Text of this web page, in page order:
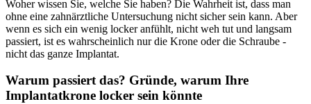
Woher wissen Sie, welche Sie haben? Die Wahrheit ist, dass man
ohne eine zahnärztliche Untersuchung nicht sicher sein kann. Aber
wenn es sich ein wenig locker anfühlt, nicht weh tut und langsam
passiert, ist es wahrscheinlich nur die Krone oder die Schraube -
nicht das ganze Implantat.
Warum passiert das? Gründe, warum Ihre
Implantatkrone locker sein könnte